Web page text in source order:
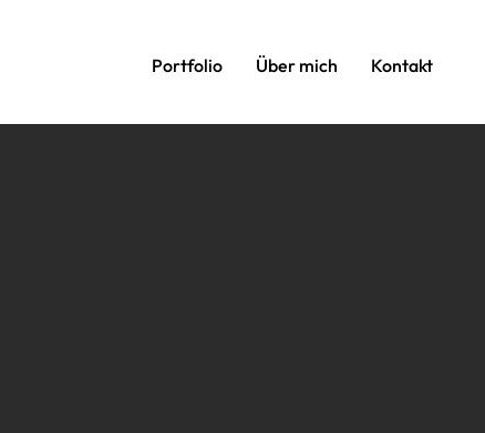
Portfolio
Über mich Kontakt